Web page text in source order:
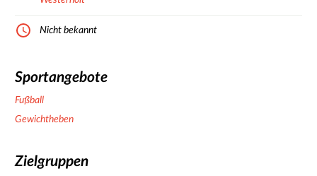
Nicht bekannt
Sportangebote
Fußball
Gewichtheben
Zielgruppen